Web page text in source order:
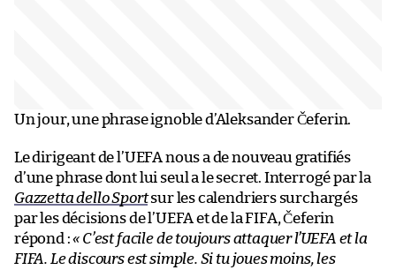
Un jour, une phrase ignoble d’Aleksander Čeferin.
Le dirigeant de l’UEFA nous a de nouveau gratifiés
d’une phrase dont lui seul a le secret. Interrogé par la
Gazzetta dello Sportsur les calendriers surchargés
par les décisions de l’UEFA et de la FIFA, Čeferin
répond :« C’est facile de toujours attaquer l’UEFA et la
FIFA. Le discours est simple. Si tu joues moins, les